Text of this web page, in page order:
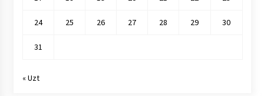
24 25 26 27 28 29 30
31
« Uzt